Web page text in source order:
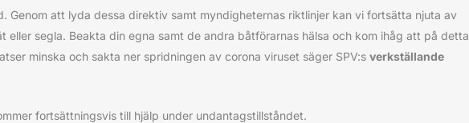
Genom att lyda dessa direktiv samt myndigheternas riktlinjer kan vi fortsätta njuta av
eller segla. Beakta din egna samt de andra båtförarnas hälsa och kom ihåg att på detta
minska och sakta ner spridningen av corona viruset säger SPV:s verkställande
fortsättningsvis till hjälp under undantagstillståndet.